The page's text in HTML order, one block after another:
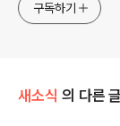
구독하기
새소식 의 다른 글